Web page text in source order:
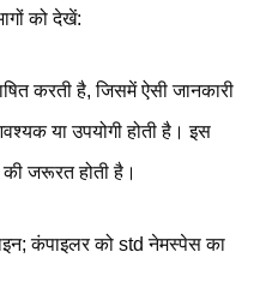
को देखें:
करती है, जिसमें ऐसी जानकारी
या उपयोगी होती है। इस
जरूरत होती है।
कंपाइलर को std नेमस्पेस का